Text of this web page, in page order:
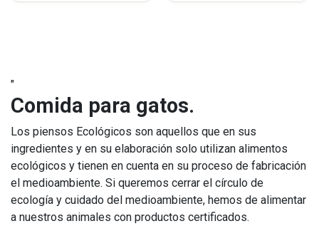
"
Comida para gatos.
Los piensos Ecológicos son aquellos que en sus
ingredientes y en su elaboración solo utilizan alimentos
ecológicos y tienen en cuenta en su proceso de fabricación
el medioambiente. Si queremos cerrar el círculo de
ecología y cuidado del medioambiente, hemos de alimentar
a nuestros animales con productos certificados.